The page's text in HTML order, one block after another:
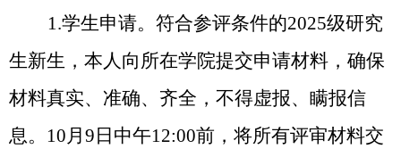
1.学生申请。符合参评条件的2025级研究
生新生，本人向所在学院提交申请材料，确保
材料真实、准确、齐全，不得虚报、瞒报信
息。10月9日中午12:00前，将所有评审材料交